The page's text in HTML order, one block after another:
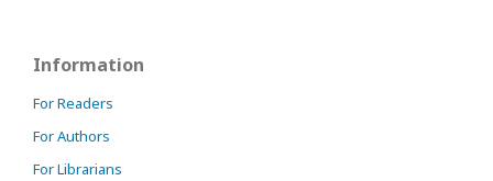
Information
For Readers
For Authors
For Librarians